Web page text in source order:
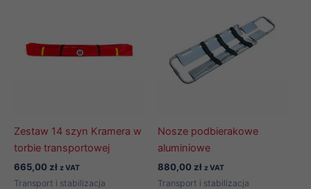
Zestaw 14 szyn Kramera w
torbie transportowej
665,00 zł z VAT
Transport i stabilizacja
Nosze podbierakowe
aluminiowe
880,00 zł z VAT
Transport i stabilizacja